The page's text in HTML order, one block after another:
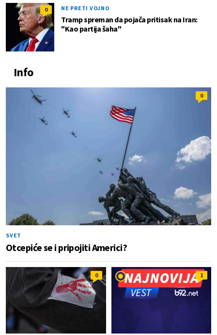
0 NE PRETI VOJNO
Tramp spreman da pojača pritisak na Iran:
"Kao partija šaha"
Info
0
SVET
Otcepiće se i pripojiti Americi?
0 1